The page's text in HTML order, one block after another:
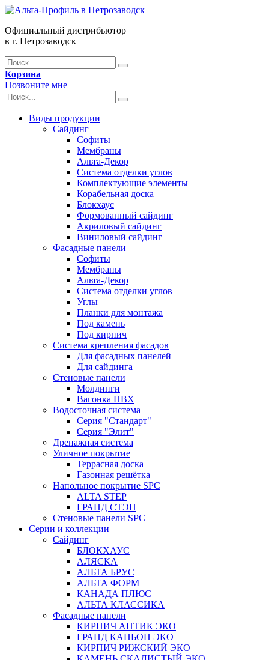
Официальный дистрибьютор
в г. Петрозаводск
Корзина
Позвоните мне
Виды продукции
Сайдинг
Софиты
Мембраны
Альта-Декор
Система отделки углов
Комплектующие элементы
Корабельная доска
Блокхаус
Формованный сайдинг
Акриловый сайдинг
Виниловый сайдинг
Фасадные панели
Софиты
Мембраны
Альта-Декор
Система отделки углов
Углы
Планки для монтажа
Под камень
Под кирпич
Система крепления фасадов
Для фасадных панелей
Для сайдинга
Стеновые панели
Молдинги
Вагонка ПВХ
Водосточная система
Серия "Стандарт"
Серия "Элит"
Дренажная система
Уличное покрытие
Террасная доска
Газонная решётка
Напольное покрытие SPC
ALTA STEP
ГРАНД СТЭП
Стеновые панели SPC
Серии и коллекции
Сайдинг
БЛОКХАУС
АЛЯСКА
АЛЬТА БРУС
АЛЬТА ФОРМ
КАНАДА ПЛЮС
АЛЬТА КЛАССИКА
Фасадные панели
КИРПИЧ АНТИК ЭКО
ГРАНД КАНЬОН ЭКО
КИРПИЧ РИЖСКИЙ ЭКО